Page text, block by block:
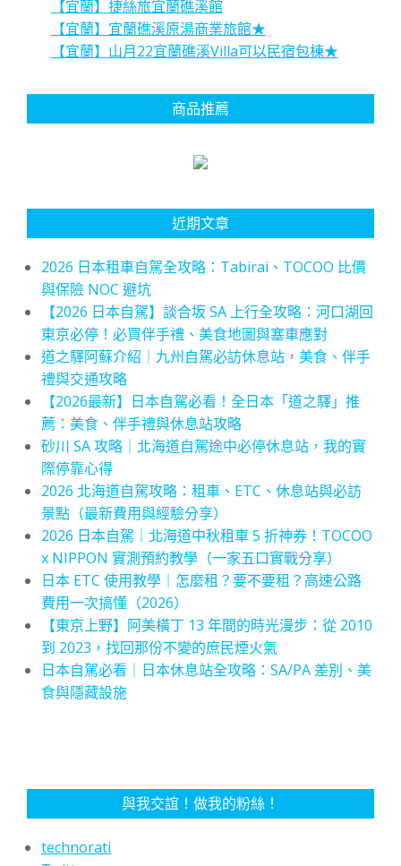
【宜蘭】捷絲旅宜蘭礁溪館
【宜蘭】宜蘭礁溪原湯商業旅館★
【宜蘭】山月22宜蘭礁溪Villa可以民宿包棟★
商品推薦
近期文章
2026 日本租車自駕全攻略：Tabirai、TOCOO 比價
與保險 NOC 避坑
【2026 日本自駕】談合坂 SA 上行全攻略：河口湖回
東京必停！必買伴手禮、美食地圖與塞車應對
道之驛阿蘇介紹｜九州自駕必訪休息站，美食、伴手
禮與交通攻略
【2026最新】日本自駕必看！全日本「道之驛」推
薦：美食、伴手禮與休息站攻略
砂川 SA 攻略｜北海道自駕途中必停休息站，我的實
際停靠心得
2026 北海道自駕攻略：租車、ETC、休息站與必訪
景點（最新費用與經驗分享）
2026 日本自駕｜北海道中秋租車 5 折神券！TOCOO
x NIPPON 實測預約教學（一家五口實戰分享）
日本 ETC 使用教學｜怎麼租？要不要租？高速公路
費用一次搞懂（2026）
【東京上野】阿美橫丁 13 年間的時光漫步：從 2010
到 2023，找回那份不變的庶民煙火氣
日本自駕必看｜日本休息站全攻略：SA/PA 差別、美
食與隱藏設施
與我交誼！做我的粉絲！
technorati